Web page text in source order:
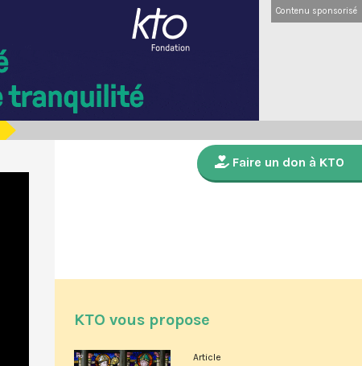
Contenu sponsorisé
Faire un don à KTO
KTO vous propose
Article